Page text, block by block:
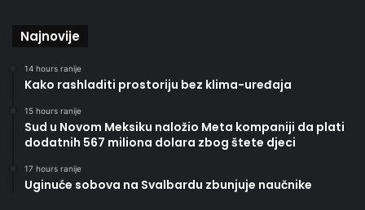
Najnovije
14 hours ranije
Kako rashladiti prostoriju bez klima-uređaja
15 hours ranije
Sud u Novom Meksiku naložio Meta kompaniji da plati
dodatnih 567 miliona dolara zbog štete djeci
17 hours ranije
Uginuće sobova na Svalbardu zbunjuje naučnike